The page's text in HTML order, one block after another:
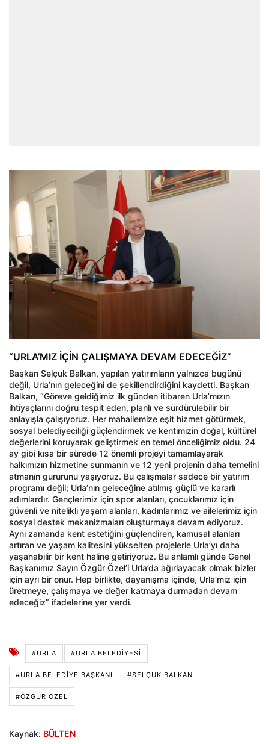
“URLA’MIZ İÇİN ÇALIŞMAYA DEVAM EDECEĞİZ”
Başkan Selçuk Balkan, yapılan yatırımların yalnızca bugünü
değil, Urla’nın geleceğini de şekillendirdiğini kaydetti. Başkan
Balkan, “Göreve geldiğimiz ilk günden itibaren Urla’mızın
ihtiyaçlarını doğru tespit eden, planlı ve sürdürülebilir bir
anlayışla çalışıyoruz. Her mahallemize eşit hizmet götürmek,
sosyal belediyeciliği güçlendirmek ve kentimizin doğal, kültürel
değerlerini koruyarak geliştirmek en temel önceliğimiz oldu. 24
ay gibi kısa bir sürede 12 önemli projeyi tamamlayarak
halkımızın hizmetine sunmanın ve 12 yeni projenin daha temelini
atmanın gururunu yaşıyoruz. Bu çalışmalar sadece bir yatırım
programı değil; Urla’nın geleceğine atılmış güçlü ve kararlı
adımlardır. Gençlerimiz için spor alanları, çocuklarımız için
güvenli ve nitelikli yaşam alanları, kadınlarımız ve ailelerimiz için
sosyal destek mekanizmaları oluşturmaya devam ediyoruz.
Aynı zamanda kent estetiğini güçlendiren, kamusal alanları
artıran ve yaşam kalitesini yükselten projelerle Urla’yı daha
yaşanabilir bir kent haline getiriyoruz. Bu anlamlı günde Genel
Başkanımız Sayın Özgür Özel’i Urla’da ağırlayacak olmak bizler
için ayrı bir onur. Hep birlikte, dayanışma içinde, Urla’mız için
üretmeye, çalışmaya ve değer katmaya durmadan devam
edeceğiz” ifadelerine yer verdi.
#URLA #URLA BELEDIYESI
#URLA BELEDIYE BAŞKANI #SELÇUK BALKAN
#ÖZGÜR ÖZEL
Kaynak: BÜLTEN